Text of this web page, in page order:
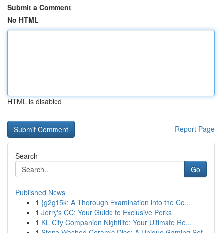
Submit a Comment
No HTML
HTML is disabled
Report Page
Search
Go
Published News
1 {g2g15k: A Thorough Examination into the Co...
1 Jerry's CC: Your Guide to Exclusive Perks
1 KL City Companion Nightlife: Your Ultimate Re...